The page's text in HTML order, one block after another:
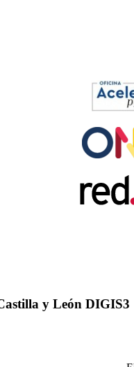
y León DIGIS3